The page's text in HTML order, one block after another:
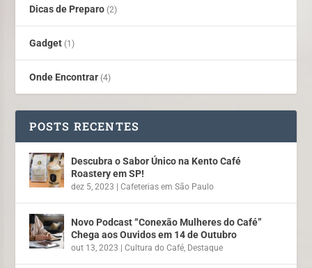
Dicas de Preparo (2)
Gadget (1)
Onde Encontrar (4)
POSTS RECENTES
Descubra o Sabor Único na Kento Café
Roastery em SP!
dez 5, 2023 |Cafeterias em São Paulo
Novo Podcast “Conexão Mulheres do Café”
Chega aos Ouvidos em 14 de Outubro
out 13, 2023 |Cultura do Café, Destaque